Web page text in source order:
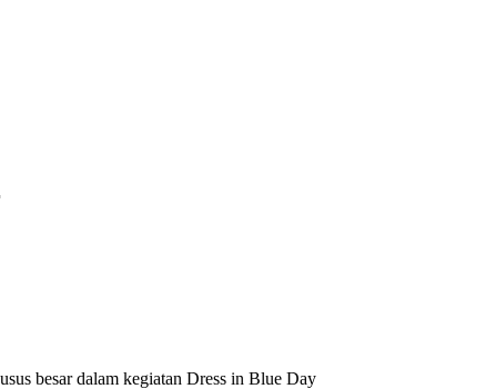
besar dalam kegiatan Dress in Blue Day